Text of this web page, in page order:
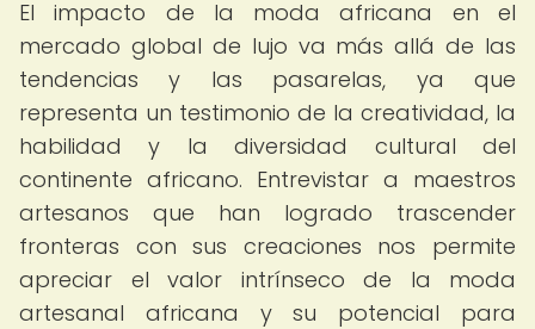
El impacto de la moda africana en el
mercado global de lujo va más allá de las
tendencias y las pasarelas, ya que
representa un testimonio de la creatividad, la
habilidad y la diversidad cultural del
continente africano. Entrevistar a maestros
artesanos que han logrado trascender
fronteras con sus creaciones nos permite
apreciar el valor intrínseco de la moda
artesanal africana y su potencial para